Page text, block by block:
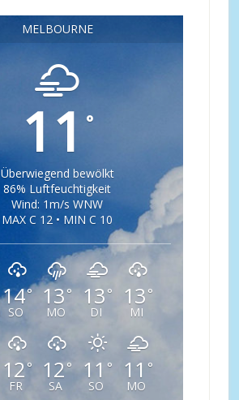
MELBOURNE
11 °
Überwiegend bewölkt
86% Luftfeuchtigkeit
Wind: 1m/s WNW
MAX C 12 • MIN C 10
14°
SO
13°
MO
13 °
DI
13 °
MI
12°
FR
12°
SA
11 °
SO
11 °
MO